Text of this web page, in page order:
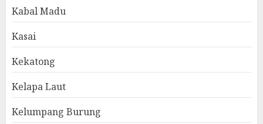
Kabal Madu
Kasai
Kekatong
Kelapa Laut
Kelumpang Burung